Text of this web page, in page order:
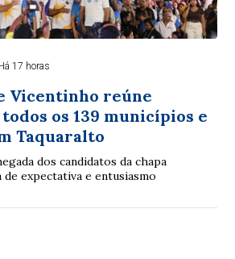
17 horas
Vicentinho reúne
os 139 municípios e
Taquaralto
dos candidatos da chapa
expectativa e entusiasmo